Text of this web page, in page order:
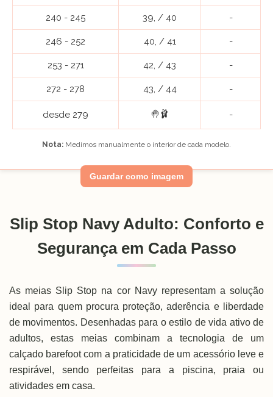
240 - 245 39, / 40 -
246 - 252 40, / 41 -
253 - 271 42, / 43 -
272 - 278 43, / 44 -
desde 279 🤚🩰 -
Nota: Medimos manualmente o interior de cada modelo.
Guardar como imagem
Slip Stop Navy Adulto: Conforto e
Segurança em Cada Passo
As meias Slip Stop na cor Navy representam a solução
ideal para quem procura proteção, aderência e liberdade
de movimentos. Desenhadas para o estilo de vida ativo de
adultos, estas meias combinam a tecnologia de um
calçado barefoot com a praticidade de um acessório leve e
respirável, sendo perfeitas para a piscina, praia ou
atividades em casa.